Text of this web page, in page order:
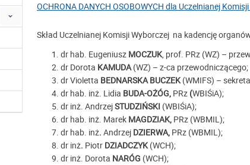
OCHRONA DANYCH OSOBOWYCH dla Uczelnianej
Skład Uczelnianej Komisji Wyborczej na kadencję
dr hab. Eugeniusz MOCZUK, prof. PRz (WZ) –
dr Dorota KAMUDA(WZ) – z-ca przewodniczącego;
dr Violetta BEDNARSKA BUCZEK(WMIFS) –
dr hab. inż. Lidia BUDA-OŻÓG, PRz (WBIŚiA);
dr inż. AndrzejSTUDZIŃSKI (WBIŚiA);
dr hab. inż. Marek MAGDZIAK, PRz (WBMIL);
dr hab. inż. Andrzej DZIERWA, PRz (WBMIL);
dr inż. Piotr DZIADCZYK(WCH);
dr inż. Dorota NARÓG (WCH);